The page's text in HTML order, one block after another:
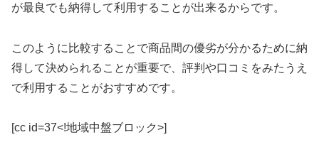
が最良でも納得して利用することが出来るからです。
このように比較することで商品間の優劣が分かるために納
得して決められることが重要で、評判や口コミをみたうえ
で利用することがおすすめです。
[cc id=37<!地域中盤ブロック>]